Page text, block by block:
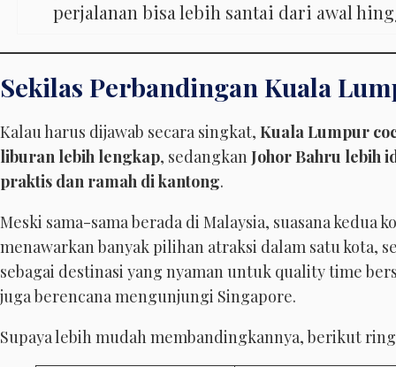
perjalanan bisa lebih santai dari awal
Sekilas Perbandingan Kuala
Kalau harus dijawab secara singkat, Kuala Lumpur
liburan lebih lengkap, sedangkanJohor Bahru lebih
praktis dan ramah di kantong.
Meski sama-sama berada di Malaysia, suasana kedua
menawarkan banyak pilihan atraksi dalam satu kota,
sebagai destinasi yang nyaman untuk quality time
juga berencana mengunjungi Singapore.
Supaya lebih mudah membandingkannya, berikut